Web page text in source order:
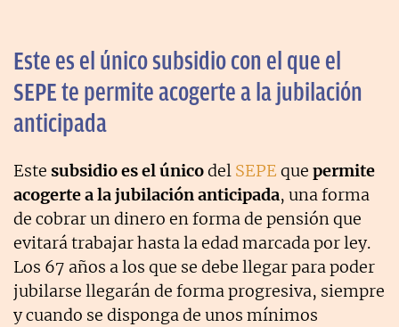
Este es el único subsidio con el que el
SEPE te permite acogerte a la jubilación
anticipada
Este subsidio es el únicodel SEPE que permite
acogerte a la jubilación anticipada, una forma
de cobrar un dinero en forma de pensión que
evitará trabajar hasta la edad marcada por ley.
Los 67 años a los que se debe llegar para poder
jubilarse llegarán de forma progresiva, siempre
y cuando se disponga de unos mínimos